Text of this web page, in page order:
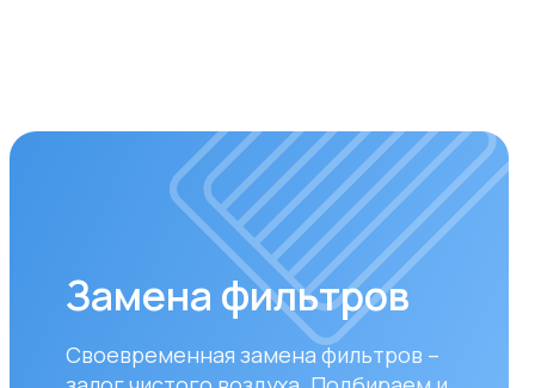
замена фильтров –
воздуха. Подбираем и
оригинальные или